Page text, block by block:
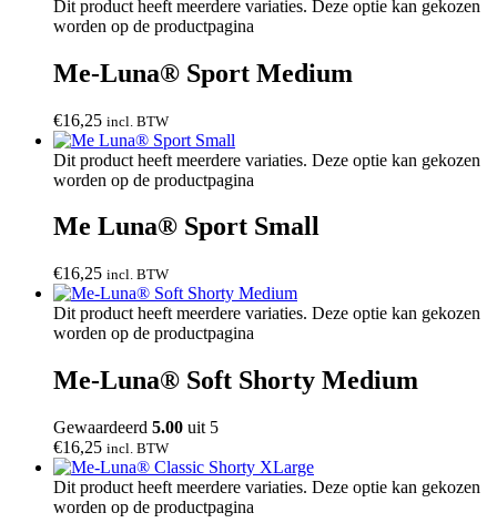
Dit product heeft meerdere variaties. Deze optie kan gekozen
worden op de productpagina
Me-Luna® Sport Medium
€16,25 incl. BTW
Dit product heeft meerdere variaties. Deze optie kan gekozen
worden op de productpagina
Me Luna® Sport Small
€16,25 incl. BTW
Dit product heeft meerdere variaties. Deze optie kan gekozen
worden op de productpagina
Me-Luna® Soft Shorty Medium
Gewaardeerd 5.00 uit 5
€16,25 incl. BTW
Dit product heeft meerdere variaties. Deze optie kan gekozen
worden op de productpagina